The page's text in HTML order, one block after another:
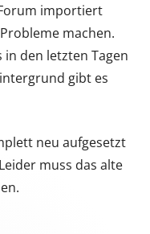
importiert
machen.
den letzten Tagen
gibt es
neu aufgesetzt
muss das alte